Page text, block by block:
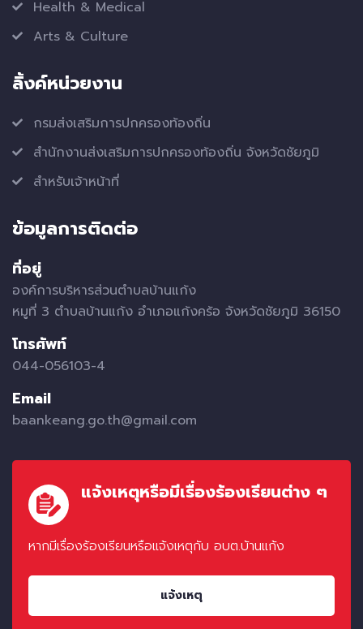
Health & Medical
Arts & Culture
ลิ้งค์หน่วยงาน
กรมส่งเสริมการปกครองท้องถิ่น
สำนักงานส่งเสริมการปกครองท้องถิ่น จังหวัดชัยภูมิ
สำหรับเจ้าหน้าที่
ข้อมูลการติดต่อ
ที่อยู่
องค์การบริหารส่วนตำบลบ้านแก้ง
หมูที่ 3 ตำบลบ้านแก้ง อำเภอแก้งคร้อ จังหวัดชัยภูมิ 36150
โทรศัพท์
044-056103-4
Email
baankeang.go.th@gmail.com
แจ้งเหตุหรือมีเรื่องร้องเรียนต่าง ๆ
หากมีเรื่องร้องเรียนหรือแจ้งเหตุกับ อบต.บ้านแก้ง
แจ้งเหตุ